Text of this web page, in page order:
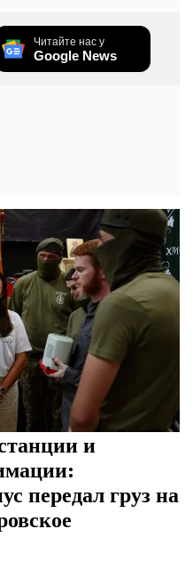
Читайте нас у
Google News
и
передал груз на